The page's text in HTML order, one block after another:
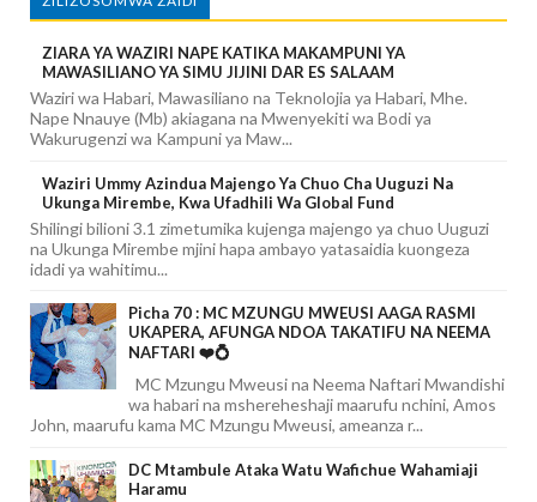
ZIARA YA WAZIRI NAPE KATIKA MAKAMPUNI YA
MAWASILIANO YA SIMU JIJINI DAR ES SALAAM
Waziri wa Habari, Mawasiliano na Teknolojia ya Habari, Mhe.
Nape Nnauye (Mb) akiagana na Mwenyekiti wa Bodi ya
Wakurugenzi wa Kampuni ya Maw...
Waziri Ummy Azindua Majengo Ya Chuo Cha Uuguzi Na
Ukunga Mirembe, Kwa Ufadhili Wa Global Fund
Shilingi bilioni 3.1 zimetumika kujenga majengo ya chuo Uuguzi
na Ukunga Mirembe mjini hapa ambayo yatasaidia kuongeza
idadi ya wahitimu...
Picha 70 : MC MZUNGU MWEUSI AAGA RASMI
UKAPERA, AFUNGA NDOA TAKATIFU NA NEEMA
NAFTARI ❤️💍
MC Mzungu Mweusi na Neema Naftari Mwandishi
wa habari na mshereheshaji maarufu nchini, Amos
John, maarufu kama MC Mzungu Mweusi, ameanza r...
DC Mtambule Ataka Watu Wafichue Wahamiaji
Haramu